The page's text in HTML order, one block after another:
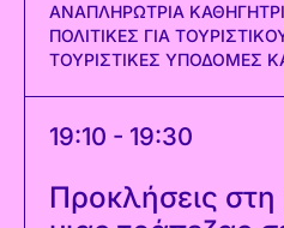
ΑΝΑΠΛΗΡΏΤΡΙΑ
ΠΟΛΙΤΙΚΈΣ ΓΙΑ
ΤΟΥΡΙΣΤΙΚΈΣ ΥΠΟΔΟΜΈΣ
19:10 - 19:30
Προκλήσεις